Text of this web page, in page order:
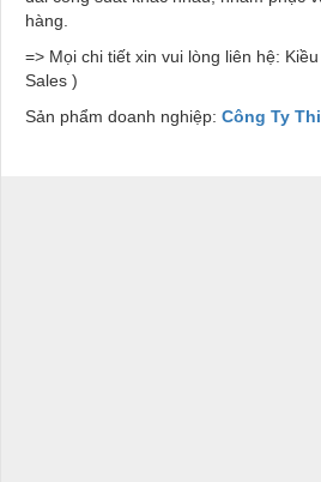
hàng.
=> Mọi chi tiết xin vui lòng liên hệ:
Sales )
Sản phẩm doanh nghiệp: Công Ty